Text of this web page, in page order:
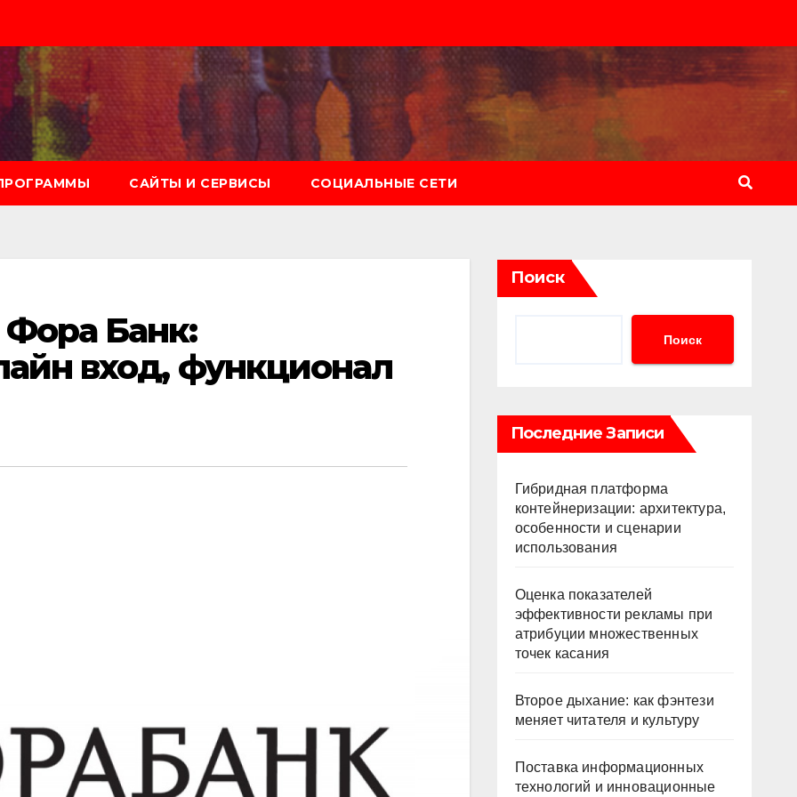
САЙТЫ И СЕРВИСЫ СОЦИАЛЬНЫЕ СЕТИ
Банк:
вход, функционал
Поиск
Поиск
Последние Записи
Гибридная платформа
контейнеризации: архитектура,
особенности и сценарии
использования
Оценка показателей
эффективности рекламы при
атрибуции множественных
точек касания
Второе дыхание: как фэнтези
меняет читателя и культуру
Поставка информационных
технологий и инновационные